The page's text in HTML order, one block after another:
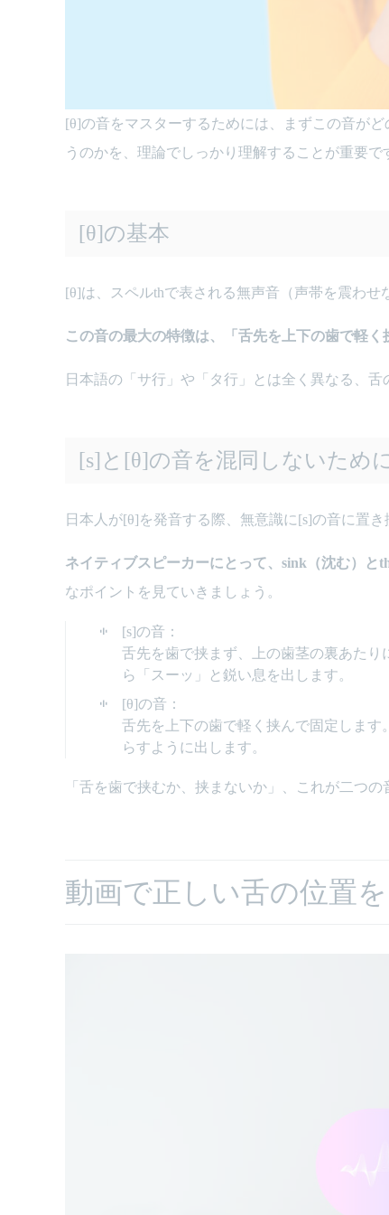
[θ]の音をマスターするためには、まずこの音が
うのかを、理論でしっかり理解することが重要で
[θ]の基本
[θ]は、スペルthで表される無声音（声帯を震わせ
この音の最大の特徴は、「舌先を上下の歯で軽
日本語の「サ行」や「タ行」とは全く異なる、舌
[s]と[θ]の音を混同しないため
日本人が[θ]を発音する際、無意識に[s]の音に置
ネイティブスピーカーにとって、sink（沈む）と
なポイントを見ていきましょう。
[s]の音：
舌先を歯で挟まず、上の歯茎の裏あた
ら「スーッ」と鋭い息を出します。
[θ]の音：
舌先を上下の歯で軽く挟んで固定しま
らすように出します。
「舌を歯で挟むか、挟まないか」、これが二つの
動画で正しい舌の位置